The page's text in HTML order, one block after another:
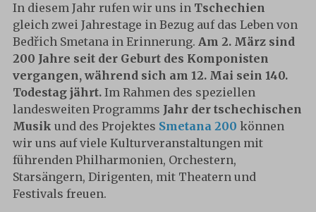
In diesem Jahr rufen wir uns in Tschechien
gleich zwei Jahrestage in Bezug auf das Leben von
Bedřich Smetana in Erinnerung. Am 2. März sind
200 Jahre seit der Geburt des Komponisten
vergangen, während sich am 12. Mai sein 140.
Todestag jährt. Im Rahmen des speziellen
landesweiten Programms Jahr der tschechischen
Musik und des Projektes Smetana 200 können
wir uns auf viele Kulturveranstaltungen mit
führenden Philharmonien, Orchestern,
Starsängern, Dirigenten, mit Theatern und
Festivals freuen.